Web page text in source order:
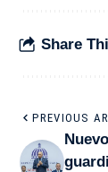
Share
PREVIOUS